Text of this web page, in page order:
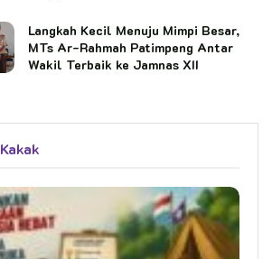
Langkah Kecil Menuju Mimpi Besar,
MTs Ar-Rahmah Patimpeng Antar
Wakil Terbaik ke Jamnas XII
Kakak